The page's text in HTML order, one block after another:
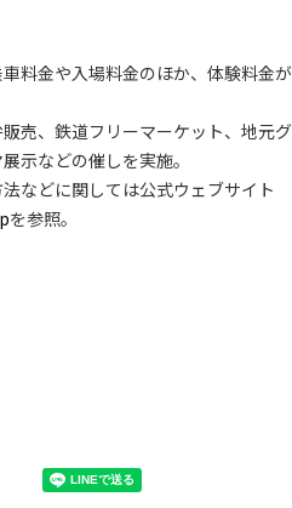
料金や入場料金のほか、体験料金が
売、鉄道フリーマーケット、地元グ
示などの催しを実施。
などに関しては公式ウェブサイト
を参照。